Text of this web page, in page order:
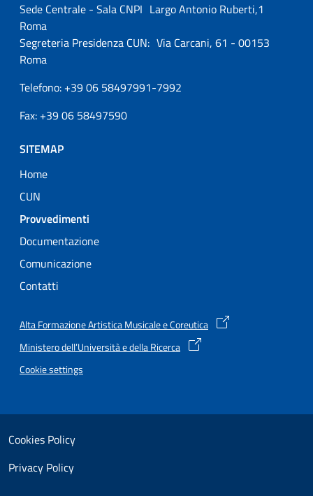
Sede Centrale - Sala CNPI Largo Antonio Ruberti,1
Roma
Segreteria Presidenza CUN: Via Carcani, 61 - 00153
Roma
Telefono: +39 06 58497991-7992
Fax: +39 06 58497590
SITEMAP
Home
CUN
Provvedimenti
Documentazione
Comunicazione
Contatti
Alta Formazione Artistica Musicale e Coreutica
Ministero dell’Università e della Ricerca
Cookie settings
Small prints
Useful links section
Cookies Policy
Privacy Policy